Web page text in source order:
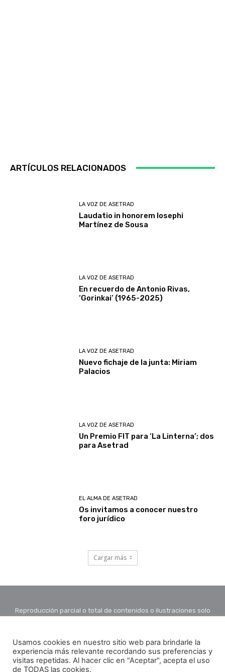
ARTÍCULOS RELACIONADOS
LA VOZ DE ASETRAD
Laudatio in honorem Iosephi
Martínez de Sousa
LA VOZ DE ASETRAD
En recuerdo de Antonio Rivas,
‘Gorinkai’ (1965-2025)
LA VOZ DE ASETRAD
Nuevo fichaje de la junta: Miriam
Palacios
LA VOZ DE ASETRAD
Un Premio FIT para ‘La Linterna’; dos
para Asetrad
EL ALMA DE ASETRAD
Os invitamos a conocer nuestro
foro jurídico
Cargar más
Reproducción parcial o total de contenidos o ilustraciones solo
Usamos cookies en nuestro sitio web para brindarle la
experiencia más relevante recordando sus preferencias y
visitas repetidas. Al hacer clic en "Aceptar", acepta el uso
de TODAS las cookies.